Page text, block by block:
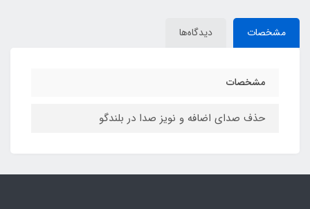
مشخصات دیدگاه‌ها
مشخصات
حذف صدای اضافه و نویز صدا در بلندگو